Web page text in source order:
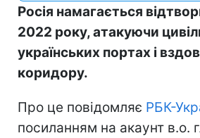
Росія намагається
2022 року, атакуючи
українських портах і
коридору.
Про це повідомляє РБК-
посиланням на акаунт в.о.